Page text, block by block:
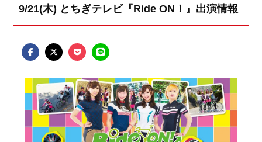
9/21(木) とちぎテレビ『Ride ON！』出演情報